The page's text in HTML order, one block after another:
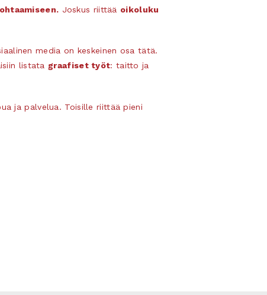
Joskus riittää oikoluku
media on keskeinen osa tätä.
listata graafiset työt: taitto ja
ja palvelua. Toisille riittää pieni